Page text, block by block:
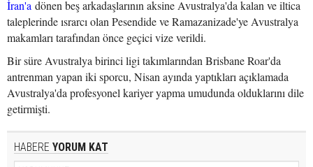
İran'a dönen beş arkadaşlarının aksine Avustralya'da kalan ve iltica
taleplerinde ısrarcı olan Pesendide ve Ramazanizade'ye Avustralya
makamları tarafından önce geçici vize verildi.
Bir süre Avustralya birinci ligi takımlarından Brisbane Roar'da
antrenman yapan iki sporcu, Nisan ayında yaptıkları açıklamada
Avustralya'da profesyonel kariyer yapma umudunda olduklarını dile
getirmişti.
HABERE YORUM KAT